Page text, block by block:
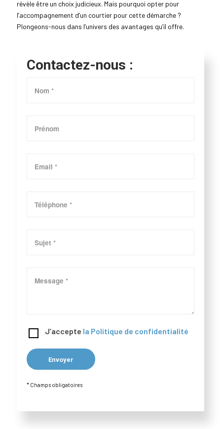
révèle être un choix judicieux. Mais pourquoi opter pour
l’accompagnement d’un courtier pour cette démarche ?
Plongeons-nous dans l’univers des avantages qu’il offre.
Contactez-nous :
J’accepte la Politique de confidentialité
* Champs obligatoires